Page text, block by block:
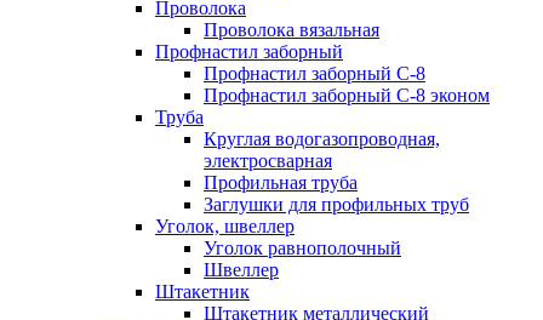
Проволока
Проволока вязальная
Профнастил заборный
Профнастил заборный С-8
Профнастил заборный С-8 эконом
Труба
Круглая водогазопроводная,
электросварная
Профильная труба
Заглушки для профильных труб
Уголок, швеллер
Уголок равнополочный
Швеллер
Штакетник
Штакетник металлический